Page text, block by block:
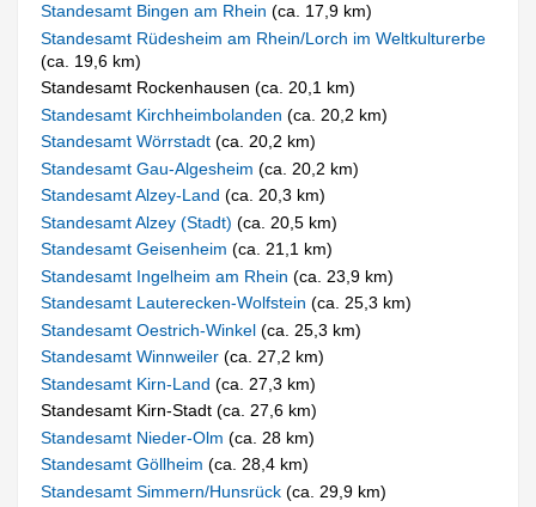
Standesamt Bingen am Rhein(ca. 17,9 km)
Standesamt Rüdesheim am Rhein/Lorch im Weltkulturerbe
(ca. 19,6 km)
Standesamt Rockenhausen (ca. 20,1 km)
Standesamt Kirchheimbolanden(ca. 20,2 km)
Standesamt Wörrstadt(ca. 20,2 km)
Standesamt Gau-Algesheim(ca. 20,2 km)
Standesamt Alzey-Land(ca. 20,3 km)
Standesamt Alzey (Stadt)(ca. 20,5 km)
Standesamt Geisenheim(ca. 21,1 km)
Standesamt Ingelheim am Rhein(ca. 23,9 km)
Standesamt Lauterecken-Wolfstein(ca. 25,3 km)
Standesamt Oestrich-Winkel(ca. 25,3 km)
Standesamt Winnweiler(ca. 27,2 km)
Standesamt Kirn-Land(ca. 27,3 km)
Standesamt Kirn-Stadt (ca. 27,6 km)
Standesamt Nieder-Olm(ca. 28 km)
Standesamt Göllheim(ca. 28,4 km)
Standesamt Simmern/Hunsrück(ca. 29,9 km)